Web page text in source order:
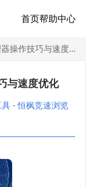
首页帮助中心
作技巧与速度优化
与速度优化
- 恒枫竞速浏览